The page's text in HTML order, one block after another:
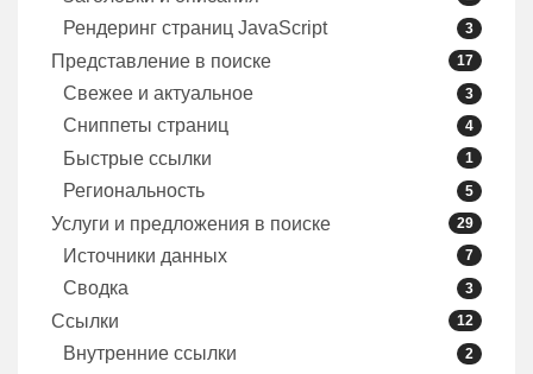
Рендеринг страниц JavaScript 3
Представление в поиске 17
Свежее и актуальное 3
Сниппеты страниц 4
Быстрые ссылки 1
Региональность 5
Услуги и предложения в поиске 29
Источники данных 7
Сводка 3
Ссылки 12
Внутренние ссылки 2